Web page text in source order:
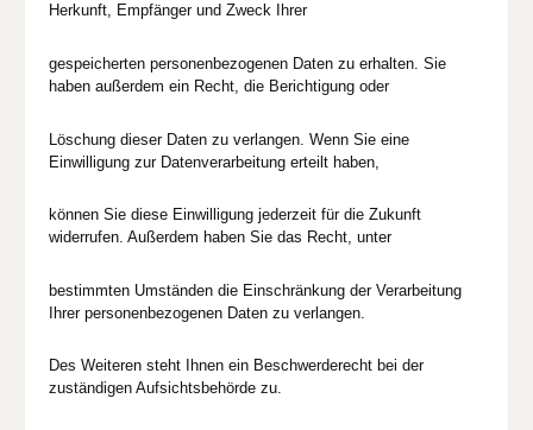
Herkunft, Empfänger und Zweck Ihrer
gespeicherten personenbezogenen Daten zu erhalten. Sie
haben außerdem ein Recht, die Berichtigung oder
Löschung dieser Daten zu verlangen. Wenn Sie eine
Einwilligung zur Datenverarbeitung erteilt haben,
können Sie diese Einwilligung jederzeit für die Zukunft
widerrufen. Außerdem haben Sie das Recht, unter
bestimmten Umständen die Einschränkung der Verarbeitung
Ihrer personenbezogenen Daten zu verlangen.
Des Weiteren steht Ihnen ein Beschwerderecht bei der
zuständigen Aufsichtsbehörde zu.